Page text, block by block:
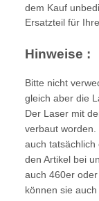
dem Kauf
Ersatzteil für
Hinweise :
Bitte nicht
gleich aber die
Der Laser mit
verbaut
auch tatsächlich
den Artikel bei
auch 460er
können sie